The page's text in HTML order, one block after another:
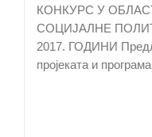
КОНКУРС У
СОЦИЈАЛНЕ
2017. ГОДИНИ
пројеката и